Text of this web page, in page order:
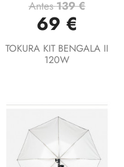
Antes139 €
69 €
TOKURA KIT BENGALA II
120W